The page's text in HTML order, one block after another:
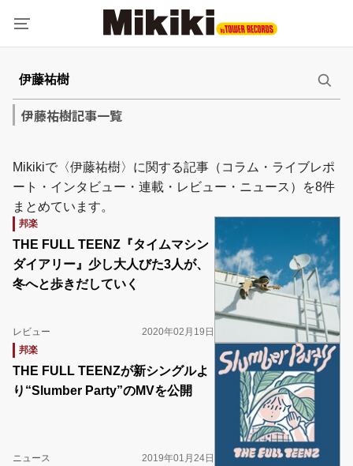
伊藤祐樹記事一覧
Mikikiで〈伊藤祐樹〉に関する記事（コラム・ライブレポ
ート・インタビュー・連載・レビュー・ニュース）を8件
まとめています。
邦楽
THE FULL TEENZ『タイムマシン
ダイアリー』少し大人びた3人が、
冬へと歩きだしていく
レビュー
2020年02月19日
邦楽
THE FULL TEENZが新シングルよ
り“Slumber Party”のMVを公開
ニュース
2019年01月24日